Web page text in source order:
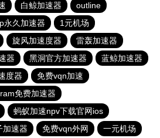
白鲸加速器
outline
永久加速器
1元机场
旋风加速度器
雷轰加速器
器 黑洞官方加速器
蓝鲸加速器
度器
免费vqn加速
免费加速器
蚂蚁加速npv下载官网ios
加速器 免费vqn外网 一元机场